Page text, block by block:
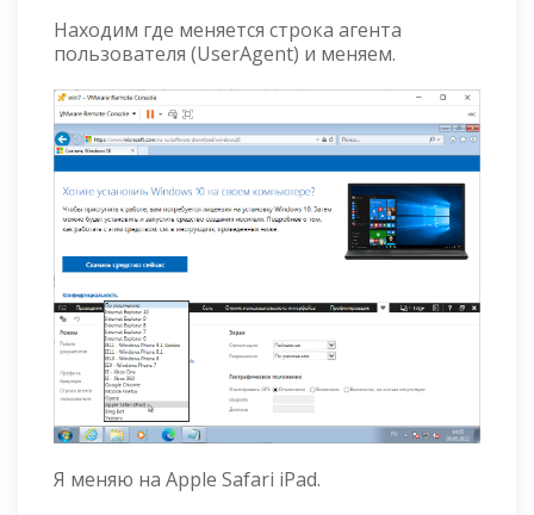
Находим где меняется строка агента
пользователя (UserAgent) и меняем.
Я меняю на Apple Safari iPad.